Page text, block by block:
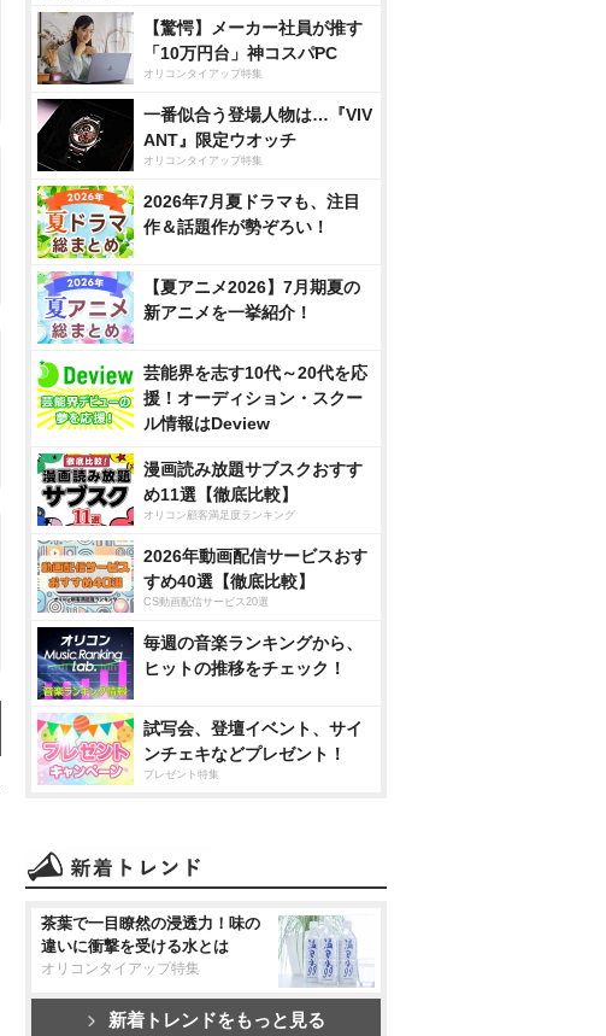
【驚愕】メーカー社員が推す
「10万円台」神コスパPC
オリコンタイアップ特集
一番似合う登場人物は…『VIV
ANT』限定ウオッチ
オリコンタイアップ特集
2026年7月夏ドラマも、注目
作＆話題作が勢ぞろい！
【夏アニメ2026】7月期夏の
新アニメを一挙紹介！
芸能界を志す10代～20代を応
援！オーディション・スクー
ル情報はDeview
漫画読み放題サブスクおすす
め11選【徹底比較】
オリコン顧客満足度ランキング
2026年動画配信サービスおす
すめ40選【徹底比較】
CS動画配信サービス20選
毎週の音楽ランキングから、
ヒットの推移をチェック！
試写会、登壇イベント、サイ
ンチェキなどプレゼント！
プレゼント特集
茶葉で一目瞭然の浸透力！味の
違いに衝撃を受ける水とは
オリコンタイアップ特集
新着トレンドをもっと見る